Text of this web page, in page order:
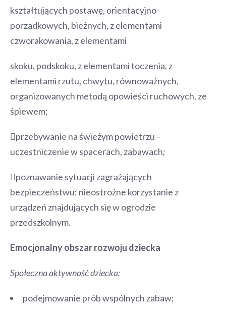
kształtujących postawę, orientacyjno-
porządkowych, bieżnych, z elementami
czworakowania, z elementami
skoku, podskoku, z elementami toczenia, z
elementami rzutu, chwytu, równoważnych,
organizowanych metodą opowieści ruchowych, ze
śpiewem;
przebywanie na świeżym powietrzu –
uczestniczenie w spacerach, zabawach;
poznawanie sytuacji zagrażających
bezpieczeństwu: nieostrożne korzystanie z
urządzeń znajdujących się w ogrodzie
przedszkolnym.
Emocjonalny obszar rozwoju dziecka
Społeczna aktywność dziecka:
podejmowanie prób wspólnych zabaw;